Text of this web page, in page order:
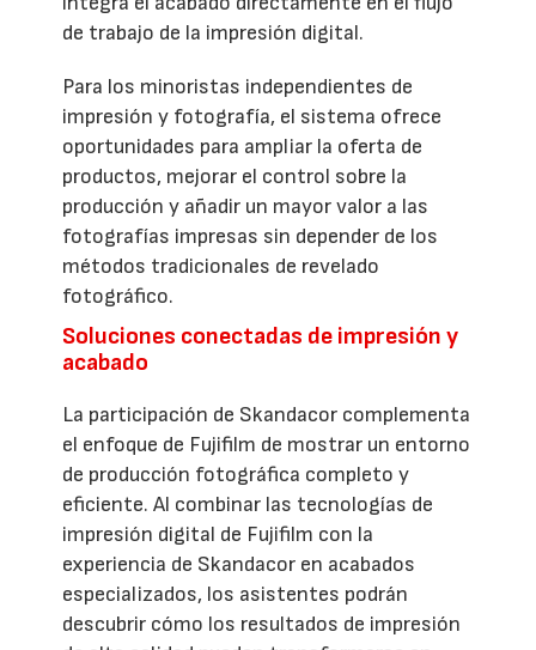
de trabajo de la impresión digital.
Para los minoristas independientes de
impresión y fotografía, el sistema ofrece
oportunidades para ampliar la oferta de
productos, mejorar el control sobre la
producción y añadir un mayor valor a las
fotografías impresas sin depender de los
métodos tradicionales de revelado
fotográfico.
Soluciones conectadas de impresión y
acabado
La participación de Skandacor complementa
el enfoque de Fujifilm de mostrar un entorno
de producción fotográfica completo y
eficiente. Al combinar las tecnologías de
impresión digital de Fujifilm con la
experiencia de Skandacor en acabados
especializados, los asistentes podrán
descubrir cómo los resultados de impresión